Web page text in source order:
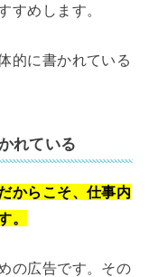
すめします。
的に書かれている
れている
からこそ、仕事内
。
の広告です。その